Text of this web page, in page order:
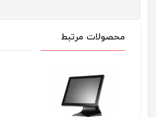
محصولات مرتبط